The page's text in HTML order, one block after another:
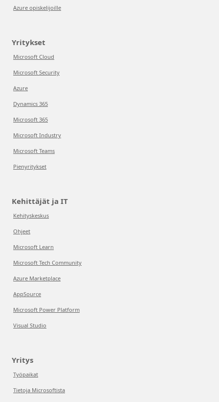
Azure opiskelijoille
Yritykset
Microsoft Cloud
Microsoft Security
Azure
Dynamics 365
Microsoft 365
Microsoft Industry
Microsoft Teams
Pienyritykset
Kehittäjät ja IT
Kehityskeskus
Ohjeet
Microsoft Learn
Microsoft Tech Community
Azure Marketplace
AppSource
Microsoft Power Platform
Visual Studio
Yritys
Työpaikat
Tietoja Microsoftista